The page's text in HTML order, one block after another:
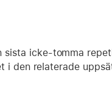
icke-tomma
i den relaterade